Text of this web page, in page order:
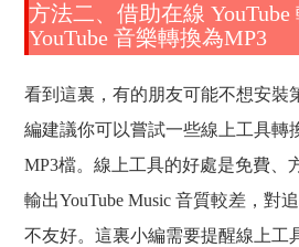
方法二、借助在線
YouTube 音樂轉換為MP3
看到這裏，有的朋友可能不想安裝
編建議你可以嘗試一些線上工具轉
MP3檔。線上工具的好處是免費、
輸出YouTube Music 音質較差，對
不友好。這裏小編需要提醒線上工